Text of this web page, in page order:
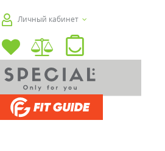
Личный кабинет